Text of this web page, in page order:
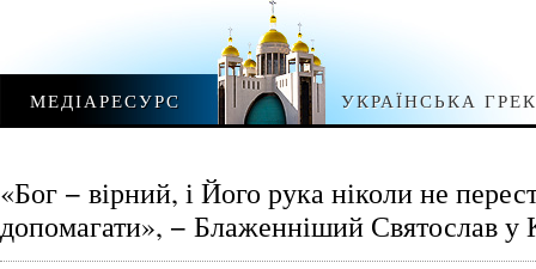
МЕДІАРЕСУРС УКРАЇНСЬКА
«Бог − вірний, і Його рука ніколи не
допомагати», − Блаженніший Святослав у